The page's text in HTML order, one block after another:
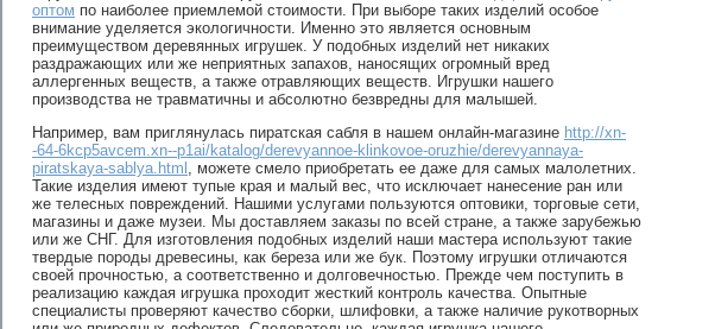
оптом по наиболее приемлемой стоимости. При выборе таких изделий особое
внимание уделяется экологичности. Именно это является основным
преимуществом деревянных игрушек. У подобных изделий нет никаких
раздражающих или же неприятных запахов, наносящих огромный вред
аллергенных веществ, а также отравляющих веществ. Игрушки нашего
производства не травматичны и абсолютно безвредны для малышей.
Например, вам приглянулась пиратская сабля в нашем онлайн-магазине http://xn-
-64-6kcp5avcem.xn--p1ai/katalog/derevyannoe-klinkovoe-oruzhie/derevyannaya-
piratskaya-sablya.html
, можете смело приобретать ее даже для самых малолетних.
Такие изделия имеют тупые края и малый вес, что исключает нанесение ран или
же телесных повреждений. Нашими услугами пользуются оптовики, торговые сети,
магазины и даже музеи. Мы доставляем заказы по всей стране, а также зарубежью
или же СНГ. Для изготовления подобных изделий наши мастера используют такие
твердые породы древесины, как береза или же бук. Поэтому игрушки отличаются
своей прочностью, а соответственно и долговечностью. Прежде чем поступить в
реализацию каждая игрушка проходит жесткий контроль качества. Опытные
специалисты проверяют качество сборки, шлифовки, а также наличие рукотворных